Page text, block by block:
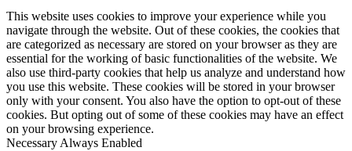
This website uses cookies to improve your experience while you
navigate through the website. Out of these cookies, the cookies that
are categorized as necessary are stored on your browser as they are
essential for the working of basic functionalities of the website. We
also use third-party cookies that help us analyze and understand how
you use this website. These cookies will be stored in your browser
only with your consent. You also have the option to opt-out of these
cookies. But opting out of some of these cookies may have an effect
on your browsing experience.
Necessary Always Enabled